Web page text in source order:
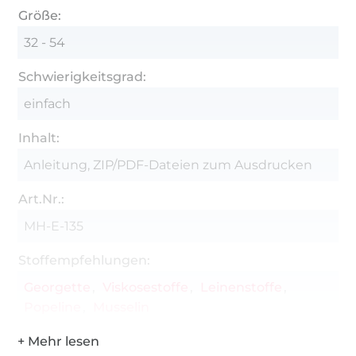
Größe:
32 - 54
Schwierigkeitsgrad:
einfach
Inhalt:
Anleitung, ZIP/PDF-Dateien zum Ausdrucken
Art.Nr.:
MH-E-135
Stoffempfehlungen: